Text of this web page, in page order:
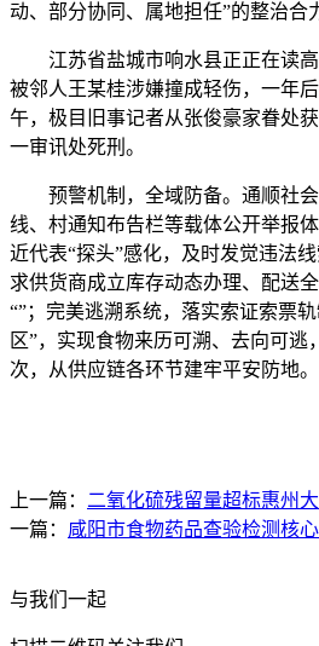
动、部分协同、属地担任”的整治合
江苏省盐城市响水县正正在读高
被邻人王某桂涉嫌撞成轻伤，一年
午，极目旧事记者从张俊豪家眷处
一审讯处死刑。
预警机制，全域防备。通顺社会
线、村通知布告栏等载体公开举报
近代表“探头”感化，及时发觉违法
求供货商成立库存动态办理、配送
“”；完美逃溯系统，落实索证索票
区”，实现食物来历可溯、去向可逃
次，从供应链各环节建牢平安防地。
上一篇： 二氧化硫残留量超标惠州
一篇： 咸阳市食物药品查验检测核
与我们一起